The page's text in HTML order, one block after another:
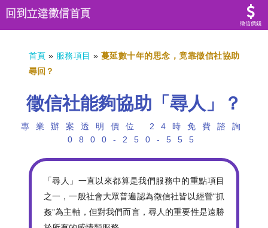
徵信價錢
首頁 » 服務項目 » 蔓延數十年的思念，竟靠徵信社協助
尋回？
徵信社能夠協助「尋人」？
專業辦案透明價位 24時免費諮詢
0800-250-555
「尋人」一直以來都算是我們服務中的重點項目
之一，一般社會大眾普遍認為徵信社皆以經營“抓
姦”為主軸，但對我們而言，尋人的重要性是遠勝